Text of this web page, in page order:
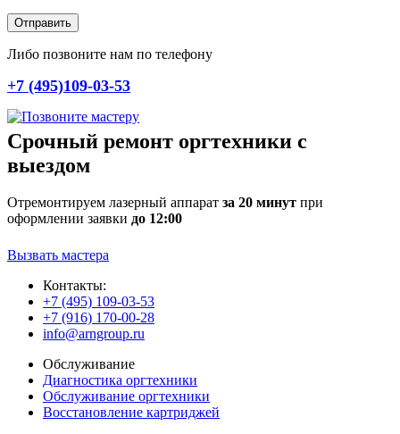
Отправить
Либо позвоните нам по телефону
+7 (495)109-03-53
Срочный ремонт оргтехники с
выездом
Отремонтируем лазерный аппарат за 20 минут при
оформлении заявки до 12:00
Вызвать мастера
Контакты:
+7 (495) 109-03-53
+7 (916) 170-00-28
info@arngroup.ru
Обслуживание
Диагностика оргтехники
Обслуживание оргтехники
Восстановление картриджей